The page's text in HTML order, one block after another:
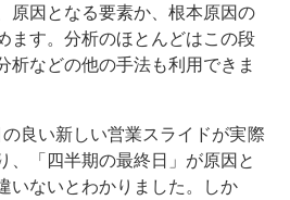
原因となる要素か、根本原因の
ます。分析のほとんどはこの段
析などの他の手法も利用できま
良い新しい営業スライドが実際
、「四半期の最終日」が原因と
いないとわかりました。しか